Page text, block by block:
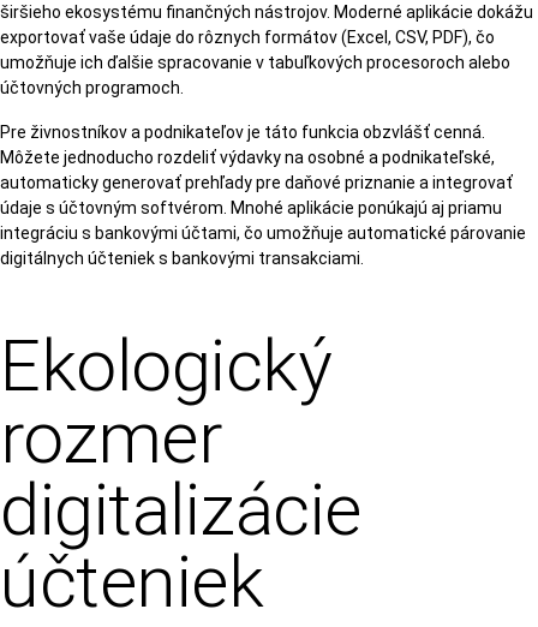
širšieho ekosystému finančných nástrojov. Moderné aplikácie dokážu
exportovať vaše údaje do rôznych formátov (Excel, CSV, PDF), čo
umožňuje ich ďalšie spracovanie v tabuľkových procesoroch alebo
účtovných programoch.
Pre živnostníkov a podnikateľov je táto funkcia obzvlášť cenná.
Môžete jednoducho rozdeliť výdavky na osobné a podnikateľské,
automaticky generovať prehľady pre daňové priznanie a integrovať
údaje s účtovným softvérom. Mnohé aplikácie ponúkajú aj priamu
integráciu s bankovými účtami, čo umožňuje automatické párovanie
digitálnych účteniek s bankovými transakciami.
Ekologický
rozmer
digitalizácie
účteniek